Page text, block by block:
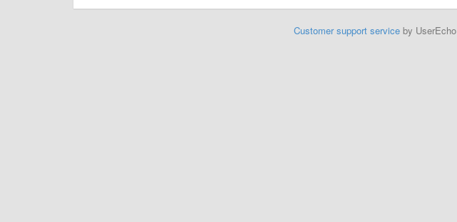
Customer support serviceby UserEcho